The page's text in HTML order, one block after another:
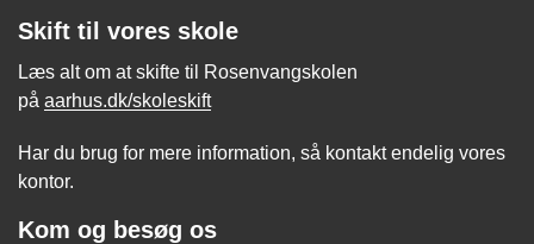
Skift til vores skole
Læs alt om at skifte til Rosenvangskolen
på aarhus.dk/skoleskift
Har du brug for mere information, så kontakt endelig vores
kontor.
Kom og besøg os